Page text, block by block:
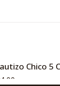
Chico 5